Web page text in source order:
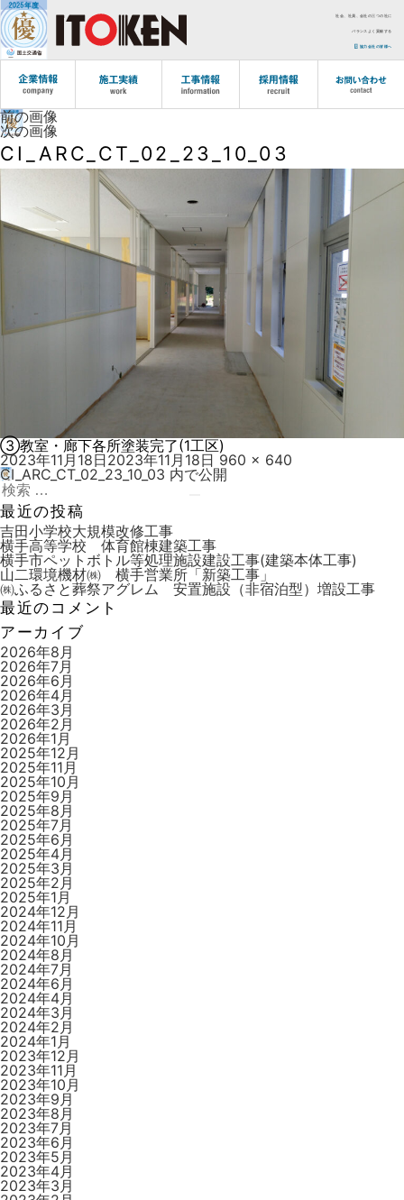
社会、社員、会社の三つの社に
バランスよく貢献する
協力会社の皆様へ
前の画像
次の画像
CI_ARC_CT_02_23_10_03
③教室・廊下各所塗装完了(1工区)
投
稿
日:
2023年11月18日2023年11月18日 フ
ル
サ
960 × 640
投
稿
ナ
ビ
ゲ
ー
シ
ョ
ン
CI_ARC_CT_02_23_10_03 内で公開
検
索:
最近の投稿
吉田小学校大規模改修工事
横手高等学校 体育館棟建築工事
横手市ペットボトル等処理施設建設工事(建築本体工事)
山二環境機材㈱ 横手営業所「新築工事」
㈱ふるさと葬祭アグレム 安置施設（非宿泊型）増設工事
最近のコメント
アーカイブ
2026年8月
2026年7月
2026年6月
2026年4月
2026年3月
2026年2月
2026年1月
2025年12月
2025年11月
2025年10月
2025年9月
2025年8月
2025年7月
2025年6月
2025年4月
2025年3月
2025年2月
2025年1月
2024年12月
2024年11月
2024年10月
2024年8月
2024年7月
2024年6月
2024年4月
2024年3月
2024年2月
2024年1月
2023年12月
2023年11月
2023年10月
2023年9月
2023年8月
2023年7月
2023年6月
2023年5月
2023年4月
2023年3月